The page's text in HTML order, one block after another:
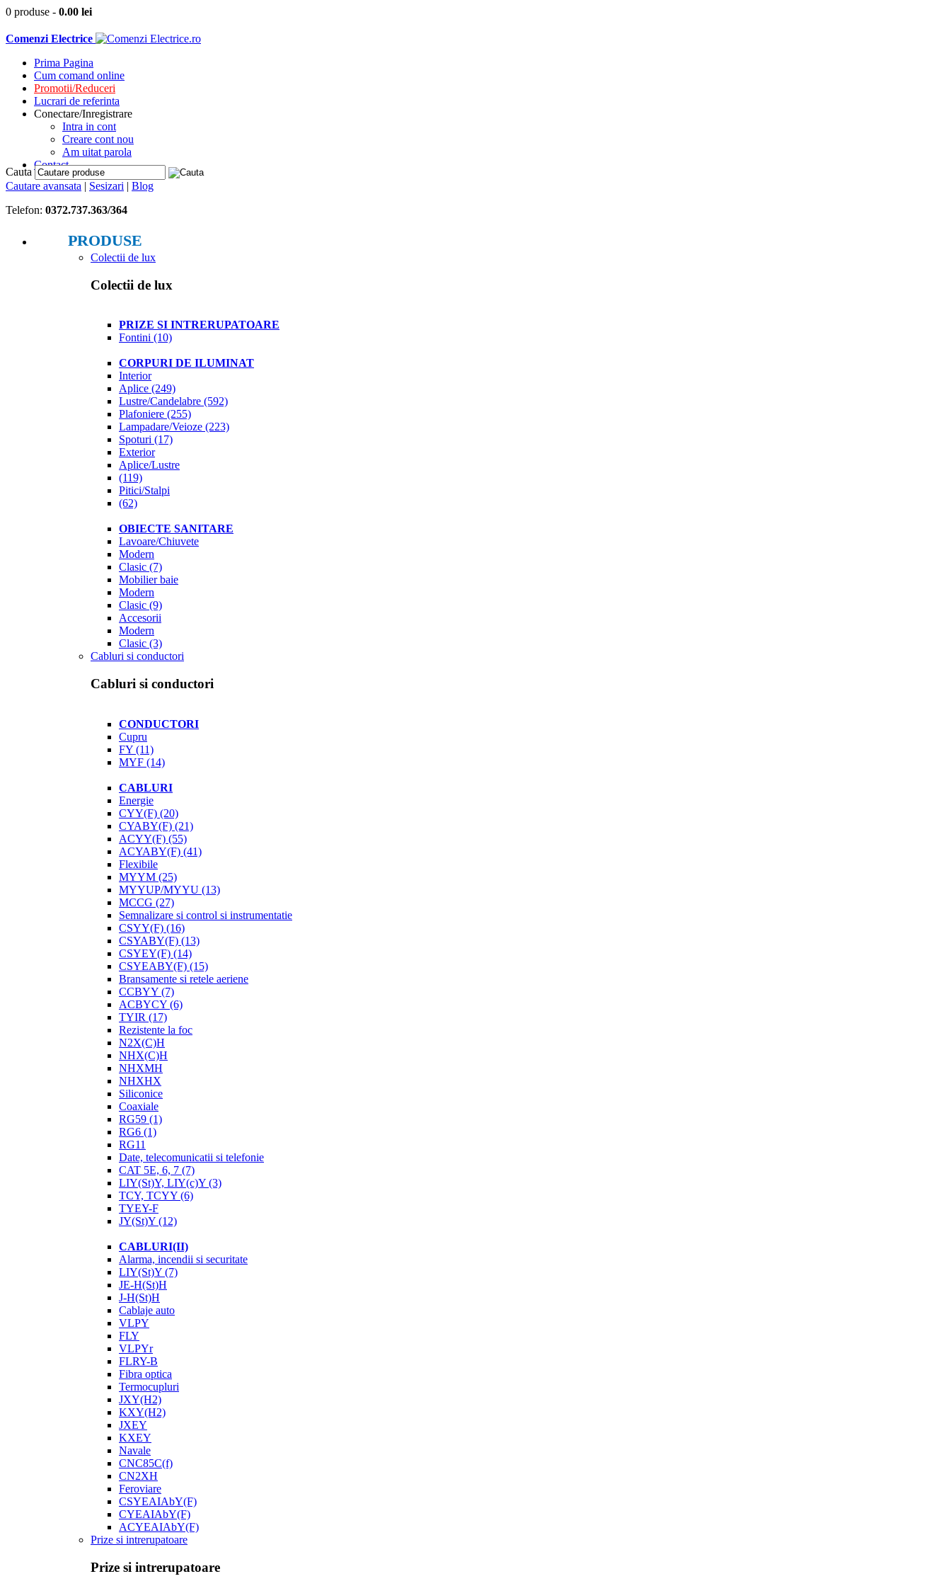
0 produse - 0.00 lei
Comenzi Electrice
Prima Pagina
Cum comand online
Promotii/Reduceri
Lucrari de referinta
Conectare/Inregistrare
Intra in cont
Creare cont nou
Am uitat parola
Contact
Cauta
Cautare avansata | Sesizari | Blog
Telefon: 0372.737.363/364
PRODUSE
Colectii de lux
Colectii de lux
PRIZE SI INTRERUPATOARE
Fontini (10)
CORPURI DE ILUMINAT
Interior
Aplice (249)
Lustre/Candelabre (592)
Plafoniere (255)
Lampadare/Veioze (223)
Spoturi (17)
Exterior
Aplice/Lustre
(119)
Pitici/Stalpi
(62)
OBIECTE SANITARE
Lavoare/Chiuvete
Modern
Clasic (7)
Mobilier baie
Modern
Clasic (9)
Accesorii
Modern
Clasic (3)
Cabluri si conductori
Cabluri si conductori
CONDUCTORI
Cupru
FY (11)
MYF (14)
CABLURI
Energie
CYY(F) (20)
CYABY(F) (21)
ACYY(F) (55)
ACYABY(F) (41)
Flexibile
MYYM (25)
MYYUP/MYYU (13)
MCCG (27)
Semnalizare si control si instrumentatie
CSYY(F) (16)
CSYABY(F) (13)
CSYEY(F) (14)
CSYEABY(F) (15)
Bransamente si retele aeriene
CCBYY (7)
ACBYCY (6)
TYIR (17)
Rezistente la foc
N2X(C)H
NHX(C)H
NHXMH
NHXHX
Siliconice
Coaxiale
RG59 (1)
RG6 (1)
RG11
Date, telecomunicatii si telefonie
CAT 5E, 6, 7 (7)
LIY(St)Y, LIY(c)Y (3)
TCY, TCYY (6)
TYEY-F
JY(St)Y (12)
CABLURI(II)
Alarma, incendii si securitate
LIY(St)Y (7)
JE-H(St)H
J-H(St)H
Cablaje auto
VLPY
FLY
VLPYr
FLRY-B
Fibra optica
Termocupluri
JXY(H2)
KXY(H2)
JXEY
KXEY
Navale
CNC85C(f)
CN2XH
Feroviare
CSYEAIAbY(F)
CYEAIAbY(F)
ACYEAIAbY(F)
Prize si intrerupatoare
Prize si intrerupatoare